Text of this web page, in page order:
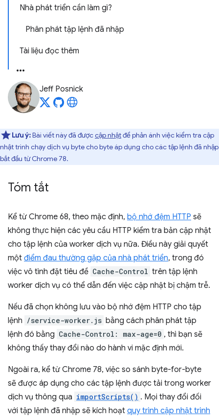
Nhà phát triển cần làm gì?
Phân phát tập lệnh đã nhập
Tài liệu đọc thêm
Jeff Posnick
Lưu ý:Bài viết này đã đượccập nhậtđể phản ánh việc kiểm tra cập
nhật trình chạy dịch vụ byte cho byte áp dụng cho các tập lệnh đã nhập
bắt đầu từ Chrome 78.
Tóm tắt
Kể từ Chrome 68, theo mặc định, bộ nhớ đệm HTTP sẽ
không thực hiện các yêu cầu HTTP kiểm tra bản cập nhật
cho tập lệnh của worker dịch vụ nữa. Điều này giải quyết
một điểm đau thường gặp của nhà phát triển, trong đó
việc vô tình đặt tiêu đề Cache-Control trên tập lệnh
worker dịch vụ có thể dẫn đến việc cập nhật bị chậm trễ.
Nếu đã chọn không lưu vào bộ nhớ đệm HTTP cho tập
lệnh /service-worker.js bằng cách phân phát tập
lệnh đó bằng Cache-Control: max-age=0 , thì bạn sẽ
không thấy thay đổi nào do hành vi mặc định mới.
Ngoài ra, kể từ Chrome 78, việc so sánh byte-for-byte
sẽ được áp dụng cho các tập lệnh được tải trong worker
dịch vụ thông qua importScripts() . Mọi thay đổi đối
với tập lệnh đã nhập sẽ kích hoạt quy trình cập nhật trình